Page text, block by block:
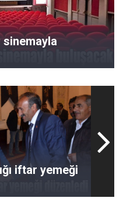
sinemayla
iftar yemeği